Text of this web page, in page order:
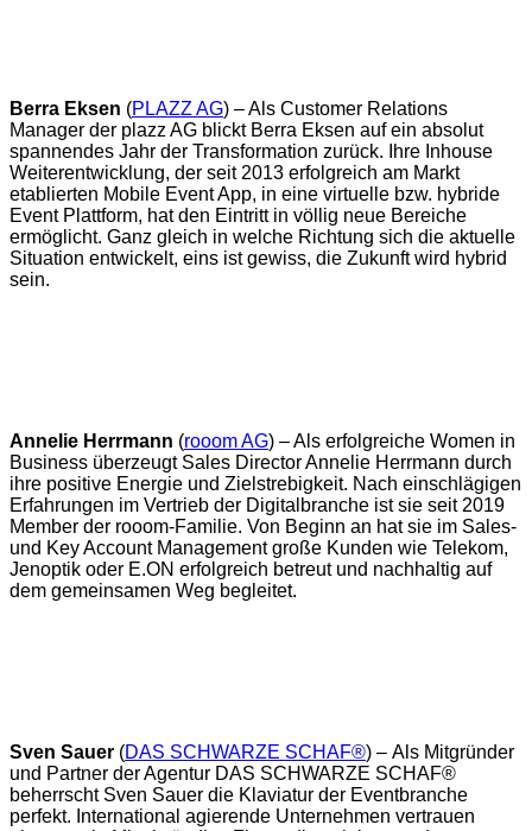
Berra Eksen (PLAZZ AG) – Als Customer Relations
Manager der plazz AG blickt Berra Eksen auf ein absolut
spannendes Jahr der Transformation zurück. Ihre Inhouse
Weiterentwicklung, der seit 2013 erfolgreich am Markt
etablierten Mobile Event App, in eine virtuelle bzw. hybride
Event Plattform, hat den Eintritt in völlig neue Bereiche
ermöglicht. Ganz gleich in welche Richtung sich die aktuelle
Situation entwickelt, eins ist gewiss, die Zukunft wird hybrid
sein.
Annelie Herrmann (rooom AG) – Als erfolgreiche Women in
Business überzeugt Sales Director Annelie Herrmann durch
ihre positive Energie und Zielstrebigkeit. Nach einschlägigen
Erfahrungen im Vertrieb der Digitalbranche ist sie seit 2019
Member der rooom-Familie. Von Beginn an hat sie im Sales-
und Key Account Management große Kunden wie Telekom,
Jenoptik oder E.ON erfolgreich betreut und nachhaltig auf
dem gemeinsamen Weg begleitet.
Sven Sauer (DAS SCHWARZE SCHAF®) – Als Mitgründer
und Partner der Agentur DAS SCHWARZE SCHAF®
beherrscht Sven Sauer die Klaviatur der Eventbranche
perfekt. International agierende Unternehmen vertrauen